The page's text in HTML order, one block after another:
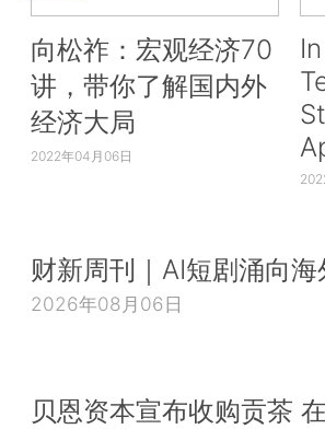
向松祚：宏观经济70
讲，带你了解国内外
经济大局
2022年04月06日
财新周刊｜AI短剧涌向海
2026年08月06日
贝恩资本宣布收购贡茶